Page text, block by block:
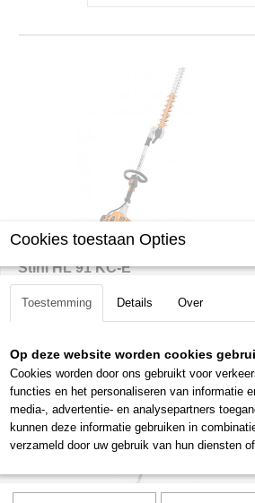
Stihl HL 91 KC-E
Stihl HL 91 KC-E hoogsnoeier 24.1 CC sterke
2 takt motor…
Cookies toestaan Opties
Toestemming Details Over
Op deze website worden cookies
Cookies worden door ons gebruikt voor
functies en het personaliseren van informatie
media-, advertentie- en analysepartners
kunnen deze informatie gebruiken in
verzameld door uw gebruik van hun diensten